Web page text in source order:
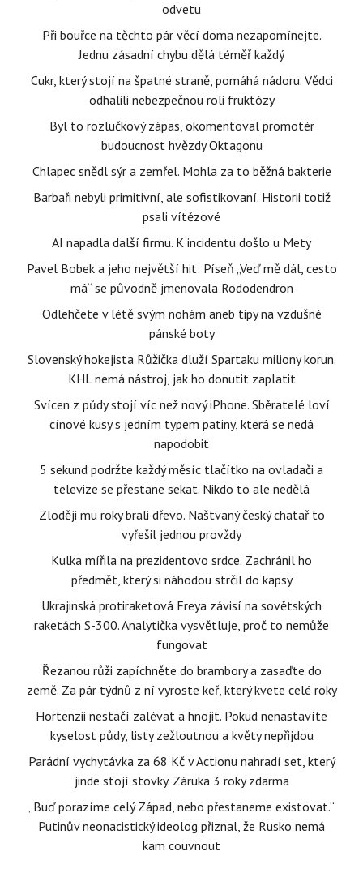
odvetu
Při bouřce na těchto pár věcí doma nezapomínejte.
Jednu zásadní chybu dělá téměř každý
Cukr, který stojí na špatné straně, pomáhá nádoru. Vědci
odhalili nebezpečnou roli fruktózy
Byl to rozlučkový zápas, okomentoval promotér
budoucnost hvězdy Oktagonu
Chlapec snědl sýr a zemřel. Mohla za to běžná bakterie
Barbaři nebyli primitivní, ale sofistikovaní. Historii totiž
psali vítězové
AI napadla další firmu. K incidentu došlo u Mety
Pavel Bobek a jeho největší hit: Píseň „Veď mě dál, cesto
má“ se původně jmenovala Rododendron
Odlehčete v létě svým nohám aneb tipy na vzdušné
pánské boty
Slovenský hokejista Růžička dluží Spartaku miliony korun.
KHL nemá nástroj, jak ho donutit zaplatit
Svícen z půdy stojí víc než nový iPhone. Sběratelé loví
cínové kusy s jedním typem patiny, která se nedá
napodobit
5 sekund podržte každý měsíc tlačítko na ovladači a
televize se přestane sekat. Nikdo to ale nedělá
Zloději mu roky brali dřevo. Naštvaný český chatař to
vyřešil jednou provždy
Kulka mířila na prezidentovo srdce. Zachránil ho
předmět, který si náhodou strčil do kapsy
Ukrajinská protiraketová Freya závisí na sovětských
raketách S-300. Analytička vysvětluje, proč to nemůže
fungovat
Řezanou růži zapíchněte do brambory a zasaďte do
země. Za pár týdnů z ní vyroste keř, který kvete celé roky
Hortenzii nestačí zalévat a hnojit. Pokud nenastavíte
kyselost půdy, listy zežloutnou a květy nepřijdou
Parádní vychytávka za 68 Kč v Actionu nahradí set, který
jinde stojí stovky. Záruka 3 roky zdarma
„Buď porazíme celý Západ, nebo přestaneme existovat.“
Putinův neonacistický ideolog přiznal, že Rusko nemá
kam couvnout